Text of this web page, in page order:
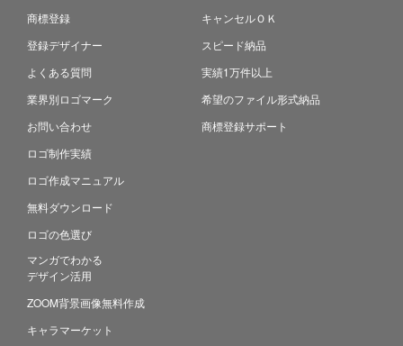
商標登録
登録デザイナー
よくある質問
業界別ロゴマーク
お問い合わせ
ロゴ制作実績
ロゴ作成マニュアル
無料ダウンロード
ロゴの色選び
マンガでわかる
デザイン活用
ZOOM背景画像無料作成
キャラマーケット
キャンセルＯＫ
スピード納品
実績1万件以上
希望のファイル形式納品
商標登録サポート